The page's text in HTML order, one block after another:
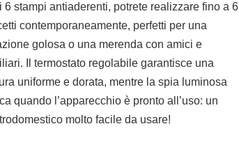
6 stampi antiaderenti, potrete realizzare fino a 6
contemporaneamente, perfetti per una
golosa o una merenda con amici e
Il termostato regolabile garantisce una
uniforme e dorata, mentre la spia luminosa
quando l’apparecchio è pronto all’uso: un
molto facile da usare!